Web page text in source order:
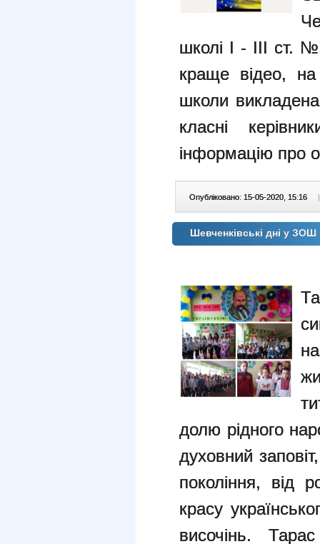
школі І - ІІІ ст.
краще відео, на
школи
класні
інформацію про
Опубліковано: 15-05-2020, 15:16 |
Шевченківські дні у
долю рідного
духовний
покоління, від
красу
височінь.